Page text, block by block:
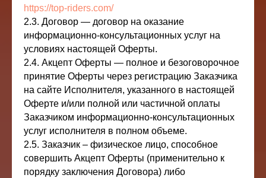
https://top-riders.com/
2.3. Договор — договор на оказание
информационно-консультационных услуг на
условиях настоящей Оферты.
2.4. Акцепт Оферты — полное и безоговорочное
принятие Оферты через регистрацию Заказчика
на сайте Исполнителя, указанного в настоящей
Оферте и/или полной или частичной оплаты
Заказчиком информационно-консультационных
услуг исполнителя в полном объеме.
2.5. Заказчик – физическое лицо, способное
совершить Акцепт Оферты (применительно к
порядку заключения Договора) либо